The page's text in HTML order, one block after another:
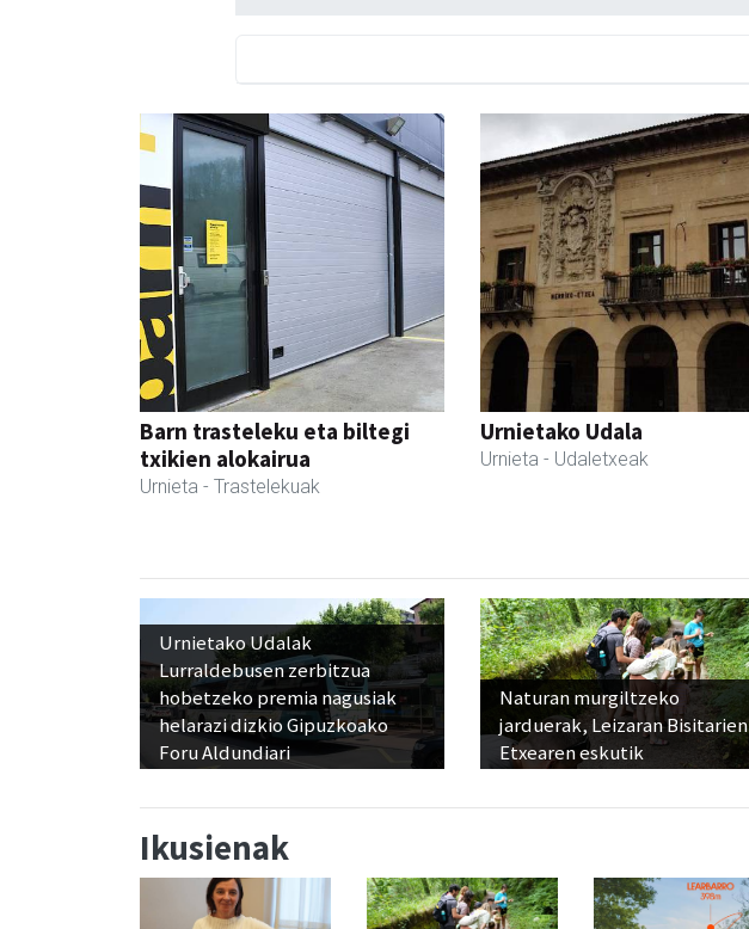
Barn trasteleku eta biltegi
txikien alokairua
Urnieta - Trastelekuak
Urnietako Udala
Urnieta - Udaletxeak
Urnietako Udalak
Lurraldebusen zerbitzua
hobetzeko premia nagusiak
helarazi dizkio Gipuzkoako
Foru Aldundiari
Naturan murgiltzeko
jarduerak, Leizaran Bisitarien
Etxearen eskutik
Ikusienak